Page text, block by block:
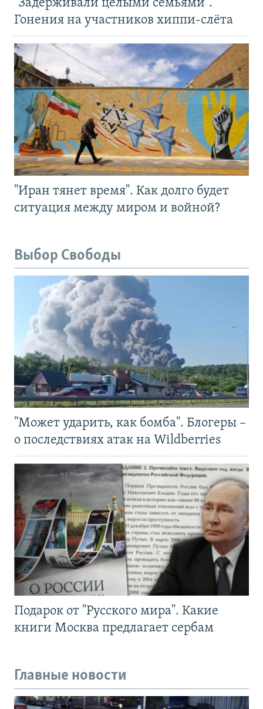
"Задерживали целыми семьями".
Гонения на участников хиппи-слёта
"Иран тянет время". Как долго будет
ситуация между миром и войной?
Выбор Свободы
"Может ударить, как бомба". Блогеры –
о последствиях атак на Wildberries
Подарок от "Русского мира". Какие
книги Москва предлагает сербам
Главные новости